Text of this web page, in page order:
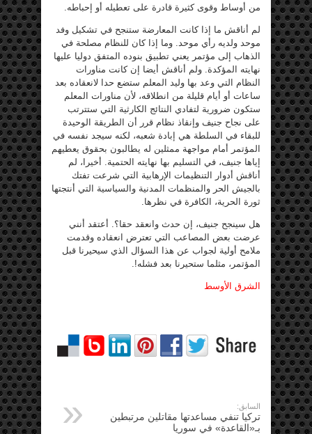
من أوساط وقوى كثيرة قادرة على تعطيله أو إحباطه.
لم أناقش ما إذا كانت المعارضة ستنجح في تشكيل وفد
موحد ولديه رأي موحد. وما إذا كان للنظام مصلحة في
الذهاب إلى مؤتمر يعني تطبيق بنوده المتفق دوليا عليها
نهايته المؤكدة. ولم أناقش أيضا إن كانت مناورات
النظام التي وعد بها وليد المعلم ستضع حدا لانعقاده بعد
ساعات أو أيام قليلة من انطلاقه، لأن مناورات المعلم
ستكون ضرورية لتفادي النتائج الكارثية التي ستترتب
على نجاح جنيف وإنقاذ نظام قرر أن الطريقة الوحيدة
للبقاء في السلطة هي إبادة شعبه، لكنه سيجد نفسه في
المؤتمر أمام مواجهة ممثلين له يطالبون بحقوق يعطيهم
إياها جنيف، في التسليم بها نهايته الحتمية. أخيرا، لم
أناقش أدوار التنظيمات الإرهابية التي شرعت تفتك
بالجيش الحر والمنظمات المدنية والسياسية التي أنتجتها
ثورة الحرية، الكافرة في نظرها.
هل سينجح جنيف، إن حدث وانعقد حقا؟. أعتقد أنني
عرضت بعض المصاعب التي تعترض انعقاده وقدمت
ملامح أولية لجواب عن هذا السؤال الذي سيحيرنا قبل
المؤتمر، مثلما ستحيرنا بعد فشله!.
الشرق الأوسط
السابق:
تركيا تنفي مساعدتها مقاتلين مرتبطين
بـ«القاعدة» في سوريا